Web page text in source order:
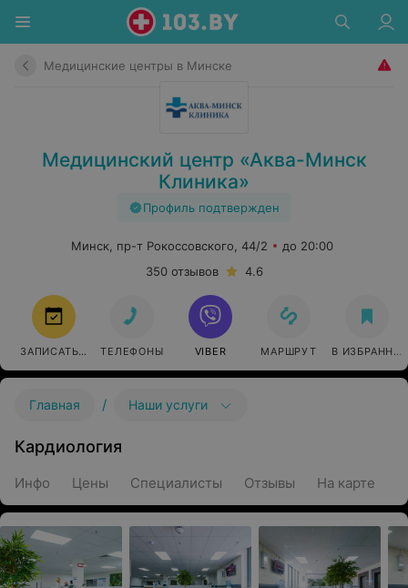
Медицинские центры в Минске
Медицинский центр «Аква-Минск
Клиника»
Профиль подтвержден
Минск, пр-т Рокоссовского, 44/2
до 20:00
350 отзывов
4.6
ЗАПИСАТЬСЯ ТЕЛЕФОНЫ VIBER МАРШРУТ В ИЗБРАННОЕ
Главная / Наши услуги
Кардиология
Инфо Цены Специалисты Отзывы На карте